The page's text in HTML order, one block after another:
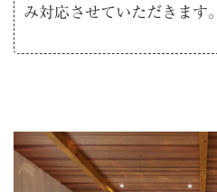
み対応させていただきます。